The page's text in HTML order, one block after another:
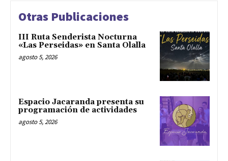
Otras Publicaciones
III Ruta Senderista Nocturna
«Las Perseidas» en Santa Olalla
agosto 5, 2026
Espacio Jacaranda presenta su
programación de actividades
agosto 5, 2026